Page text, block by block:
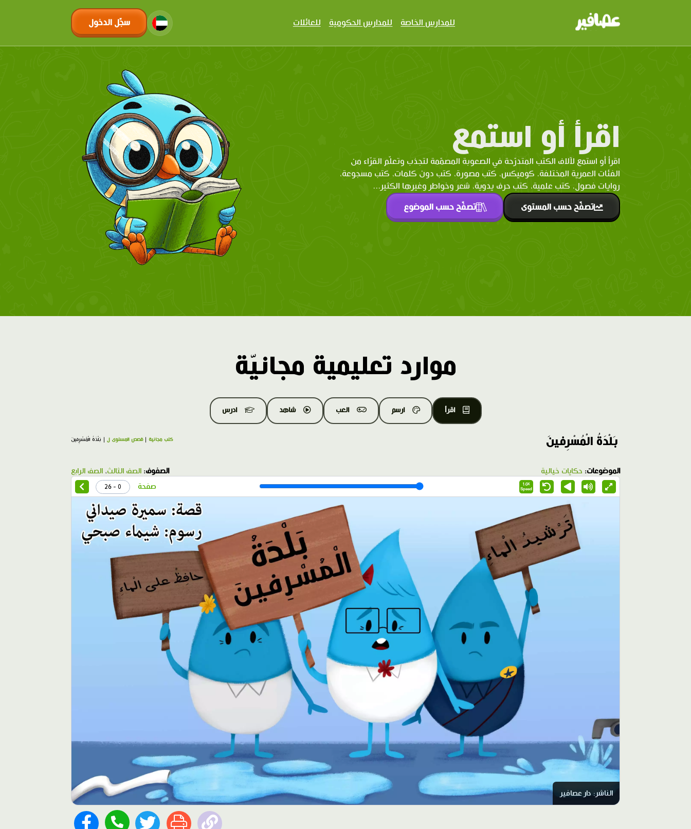
للمدارس الخاصة للمدارس الحكومية للعائلات سجّل الدخول
اقرأ أو استمع
اقرأ أو استمع لآلاف الكتب المتدرّحة في الصعوبة المصمّمة لتجذب وتعلّم القرّاء من
الفئات العمرية المختلفة. كوميكس، كتب مصورة، كتب دون كلمات، كتب مسجوعة،
روايات فصول، كتب علمية، كتب حرف يدوية، شعر وخواطر وغيرها الكثير...
تصفّح حسب المستوى تصفّح حسب الموضوع
موارد تعليمية مجانيّة
اقرأ ارسم العب شاهد ادرس
بَلْدَةُ الْمُسْرِفينَ كتب مجانية |قصص المستوى ل | بَلْدَةُ الْمُسْرِفينَ
الموضوعات: حكايات خيالية الصفوف: الصف الثالث، الصف الرابع
1.0X
Speed
صفحة 0 - 26
الناشر: دار عصافير